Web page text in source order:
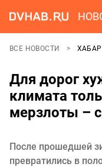
ВСЕ НОВОСТИ
Для дорог
климата
мерзлоты –
После прошедшей
превратились в